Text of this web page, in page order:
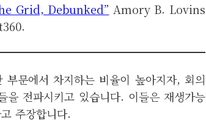
Grid, Debunked” Amory B. Lovins
문에서 차지하는 비율이 높아지자, 회의
을 전파시키고 있습니다. 이들은 재생가능
주장합니다.